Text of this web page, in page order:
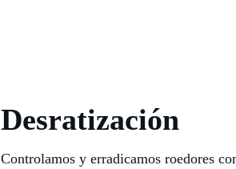
Desratización
Controlamos y erradicamos roedores